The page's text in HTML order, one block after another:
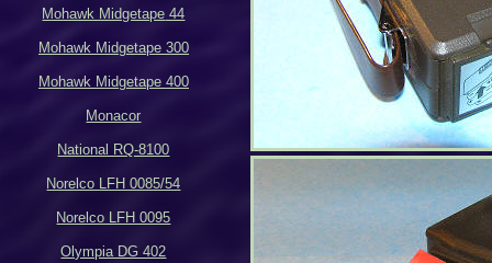
Mohawk Midgetape 44
Mohawk Midgetape 300
Mohawk Midgetape 400
Monacor
National RQ-8100
Norelco LFH 0085/54
Norelco LFH 0095
Olympia DG 402